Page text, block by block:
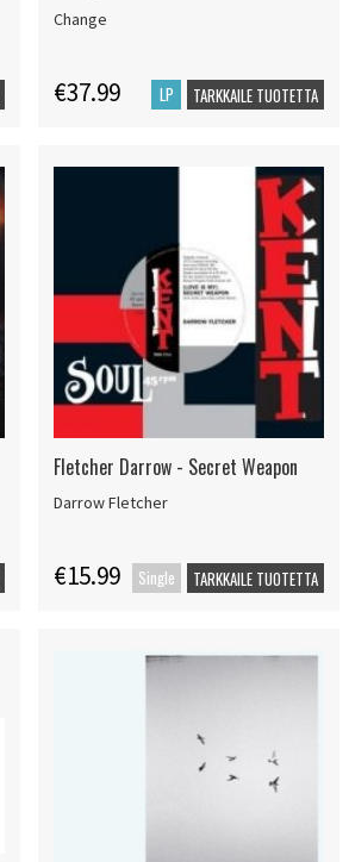
Change
€37.99 LP TARKKAILE TUOTETTA
Fletcher Darrow - Secret Weapon
Darrow Fletcher
€15.99 Single TARKKAILE TUOTETTA